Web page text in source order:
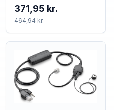
371,95 kr.
464,94 kr.